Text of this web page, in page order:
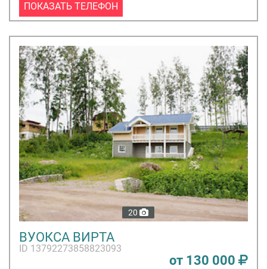
ПОКАЗАТЬ ТЕЛЕФОН
20
ВУОКСА ВИРТА
ID 13792273858823093
от 130 000